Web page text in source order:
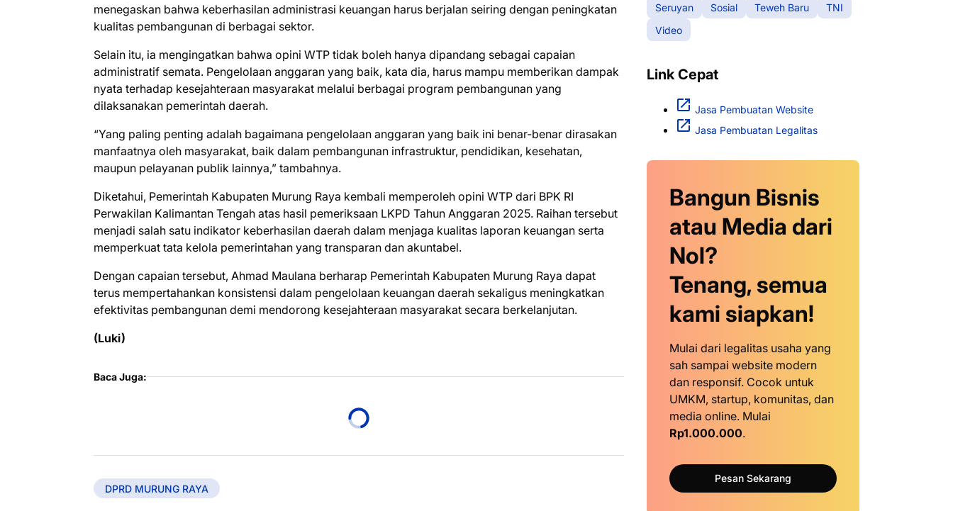
menegaskan bahwa keberhasilan administrasi keuangan harus berjalan seiring dengan peningkatan
kualitas pembangunan di berbagai sektor.
Selain itu, ia mengingatkan bahwa opini WTP tidak boleh hanya dipandang sebagai capaian
administratif semata. Pengelolaan anggaran yang baik, kata dia, harus mampu memberikan dampak
nyata terhadap kesejahteraan masyarakat melalui berbagai program pembangunan yang
dilaksanakan pemerintah daerah.
“Yang paling penting adalah bagaimana pengelolaan anggaran yang baik ini benar-benar dirasakan
manfaatnya oleh masyarakat, baik dalam pembangunan infrastruktur, pendidikan, kesehatan,
maupun pelayanan publik lainnya,” tambahnya.
Diketahui, Pemerintah Kabupaten Murung Raya kembali memperoleh opini WTP dari BPK RI
Perwakilan Kalimantan Tengah atas hasil pemeriksaan LKPD Tahun Anggaran 2025. Raihan tersebut
menjadi salah satu indikator keberhasilan daerah dalam menjaga kualitas laporan keuangan serta
memperkuat tata kelola pemerintahan yang transparan dan akuntabel.
Dengan capaian tersebut, Ahmad Maulana berharap Pemerintah Kabupaten Murung Raya dapat
terus mempertahankan konsistensi dalam pengelolaan keuangan daerah sekaligus meningkatkan
efektivitas pembangunan demi mendorong kesejahteraan masyarakat secara berkelanjutan.
(Luki)
Baca Juga:
DPRD MURUNG RAYA
Seruyan
Sosial Teweh Baru
TNI
Video
Link Cepat
Jasa Pembuatan Website
Jasa Pembuatan Legalitas
Bangun Bisnis
atau Media dari
Nol?
Tenang, semua
kami siapkan!
Mulai dari legalitas usaha yang
sah sampai website modern
dan responsif. Cocok untuk
UMKM, startup, komunitas, dan
media online. Mulai
Rp1.000.000.
Pesan Sekarang